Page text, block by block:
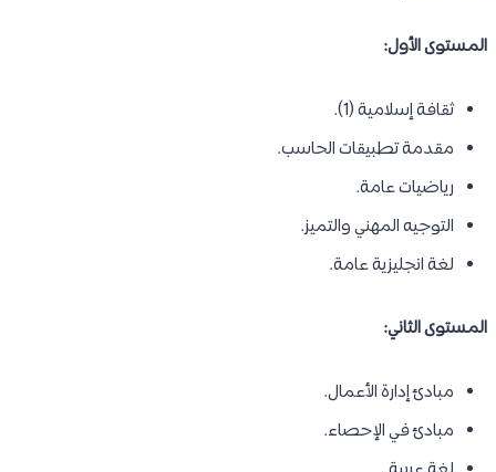
المستوى الأول:
ثقافة إسلامية (1).
مقدمة تطبيقات الحاسب.
رياضيات عامة.
التوجيه المهني والتميز.
لغة انجليزية عامة.
المستوى الثاني:
مبادئ إدارة الأعمال.
مبادئ في الإحصاء.